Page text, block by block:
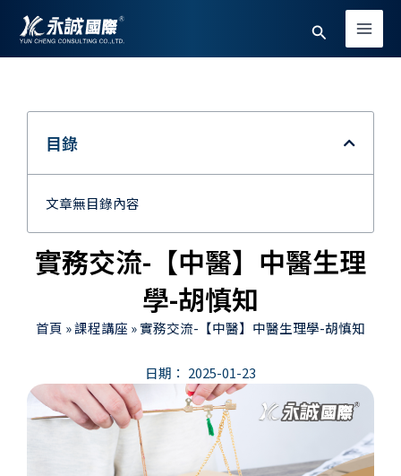
搜
尋
Main
目錄
文章無目錄內容
實務交流-【中醫】中醫生理
學-胡慎知
首頁 »課程講座 »實務交流-【中醫】中醫生理學-胡慎知
日期： 2025-01-23